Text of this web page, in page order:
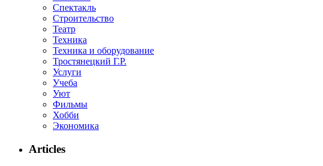
Спектакль
Строительство
Театр
Техника
Техника и оборудование
Тростянецкий Г.Р.
Услуги
Учеба
Уют
Фильмы
Хобби
Экономика
Articles